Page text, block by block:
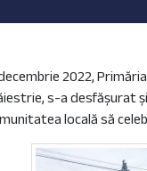
2022,
s-a desfășurat
locală să